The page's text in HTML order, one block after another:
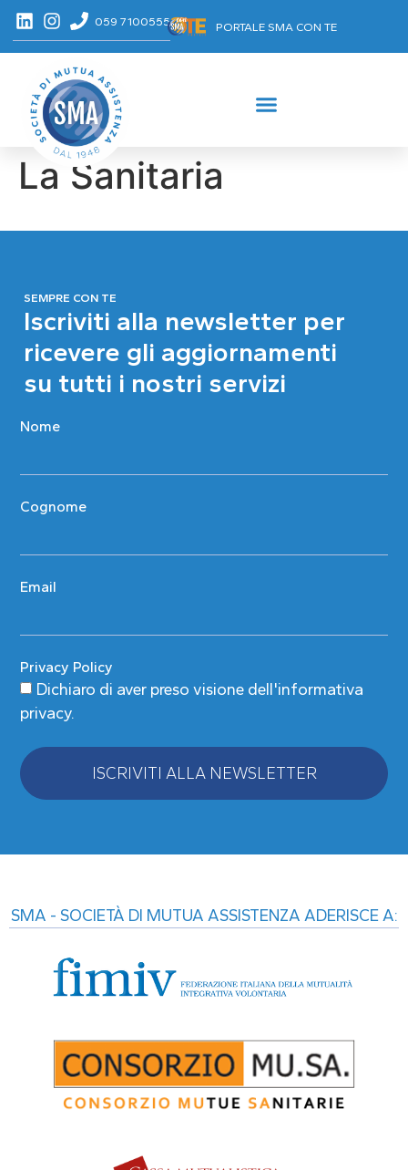
059 7100555 PORTALE SMA CON TE
La Sanitaria
SEMPRE CON TE
Iscriviti alla newsletter per
ricevere gli aggiornamenti
su tutti i nostri servizi
Nome
Cognome
Email
Privacy Policy
Dichiaro di aver preso visione dell'informativa
privacy.
ISCRIVITI ALLA NEWSLETTER
SMA - SOCIETÀ DI MUTUA ASSISTENZA ADERISCE A: